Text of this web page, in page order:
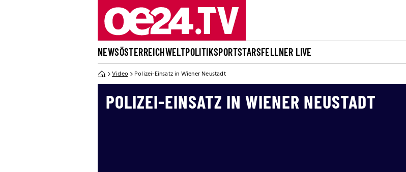
NEWSÖSTERREICHWELTPOLITIKSPORTSTARSFELLNER LIVE
Video Polizei-Einsatz in Wiener Neustadt
POLIZEI-EINSATZ IN WIENER NEUSTADT